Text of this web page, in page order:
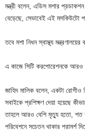
মন্ত্রী বলেন, এডিস মশার
বেড়েছে, সেভাবেই এই মসকিউটো
তবে মশা নিধন স্বাস্থ্য
এ কাজে সিটি করপোরেশনকে আরও
জাহিদ মালিক বলেন, একটা রোগীও
সবাইকে প্রশিক্ষণ দেয়া হয়েছে
তাহলে আরও বেশি মৃত্যু হতো, শত
পরিবেশনে সচেতন থাকার পরামর্শ